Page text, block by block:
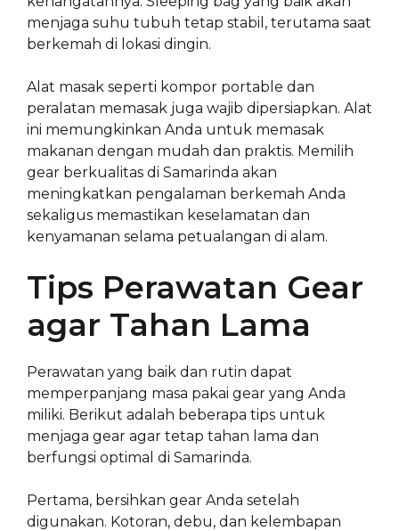
menjaga suhu tubuh tetap stabil, terutama saat
berkemah di lokasi dingin.
Alat masak seperti kompor portable dan
peralatan memasak juga wajib dipersiapkan. Alat
ini memungkinkan Anda untuk memasak
makanan dengan mudah dan praktis. Memilih
gear berkualitas di Samarinda akan
meningkatkan pengalaman berkemah Anda
sekaligus memastikan keselamatan dan
kenyamanan selama petualangan di alam.
Tips Perawatan Gear
agar Tahan Lama
Perawatan yang baik dan rutin dapat
memperpanjang masa pakai gear yang Anda
miliki. Berikut adalah beberapa tips untuk
menjaga gear agar tetap tahan lama dan
berfungsi optimal di Samarinda.
Pertama, bersihkan gear Anda setelah
digunakan. Kotoran, debu, dan kelembapan